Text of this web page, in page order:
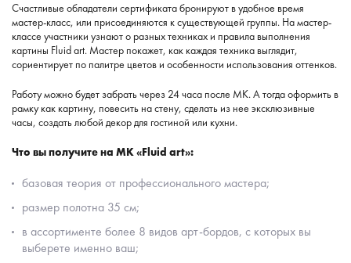
Счастливые обладатели сертификата бронируют в удобное время
мастер-класс, или присоединяются к существующей группы. На мастер-
классе участники узнают о разных техниках и правила выполнения
картины Fluid art. Мастер покажет, как каждая техника выглядит,
сориентирует по палитре цветов и особенности использования оттенков.
Работу можно будет забрать через 24 часа после МК. А тогда оформить в
рамку как картину, повесить на стену, сделать из нее эксклюзивные
часы, создать любой декор для гостиной или кухни.
Что вы получите на МК «Fluid art»:
базовая теория от профессионального мастера;
размер полотна 35 см;
в ассортименте более 8 видов арт-бордов, с которых вы
выберете именно ваш;